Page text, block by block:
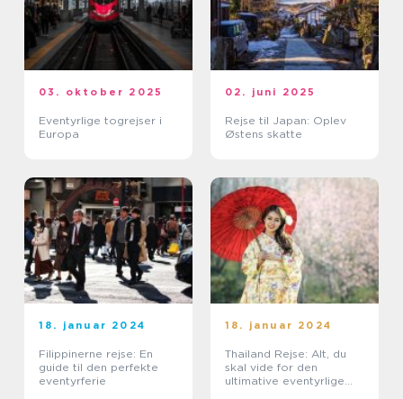
03. oktober 2025
Eventyrlige togrejser i
Europa
02. juni 2025
Rejse til Japan: Oplev
Østens skatte
18. januar 2024
Filippinerne rejse: En
guide til den perfekte
eventyrferie
18. januar 2024
Thailand Rejse: Alt, du
skal vide for den
ultimative eventyrlige